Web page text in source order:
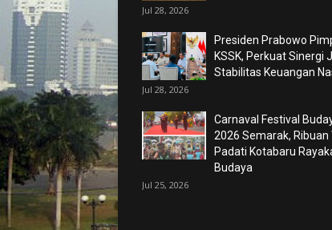
Jul 28, 2026
Presiden Prabowo
KSSK, Perkuat Sinergi
Stabilitas Keuangan
Jul 28, 2026
Carnaval Festival
2026 Semarak, Ribuan
Padati Kotabaru
Budaya
Jul 25, 2026